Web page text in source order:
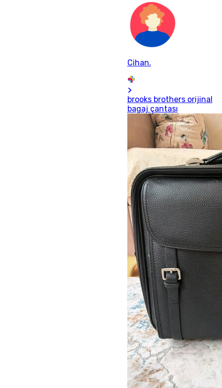
Cihan.
brooks brothers orijinal
bagaj çantası